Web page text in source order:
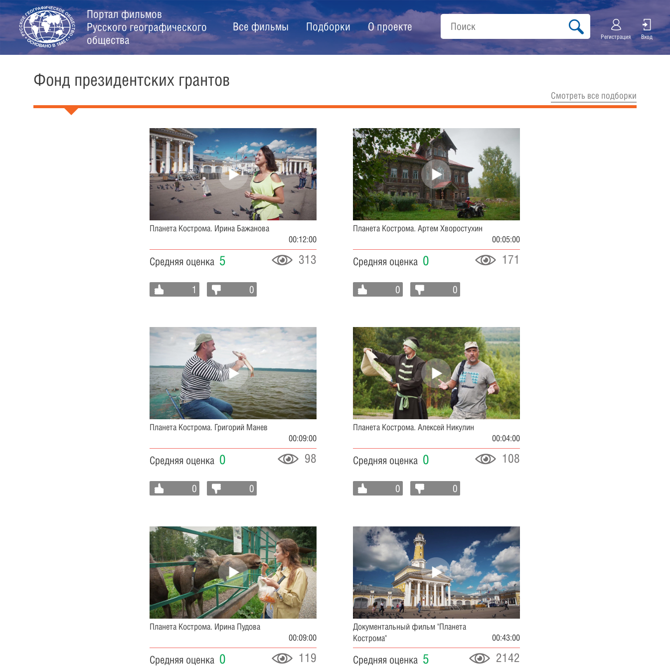
Портал фильмов
Русского географического
общества
Все фильмы Подборки О проекте
Регистрация Вход
Фонд президентских грантов
Cмотреть все подборки
Планета Кострома. Ирина Бажанова
00:12:00
Средняя оценка 5 313
1 0
Планета Кострома. Артем Хворостухин
00:05:00
Средняя оценка 0 171
0 0
Планета Кострома. Григорий Манев
00:09:00
Средняя оценка 0 98
0 0
Планета Кострома. Алексей Никулин
00:04:00
Средняя оценка 0 108
0 0
Планета Кострома. Ирина Пудова
00:09:00
Средняя оценка 0 119
Документальный фильм "Планета
Кострома"
00:43:00
Средняя оценка 5 2142